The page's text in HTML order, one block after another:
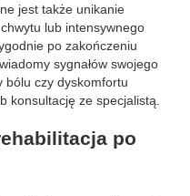
jest także unikanie
lub intensywnego
po zakończeniu
sygnałów swojego
bólu czy dyskomfortu
konsultację ze specjalistą.
po